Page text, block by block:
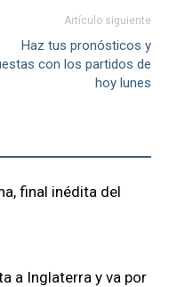
Artículo siguiente
Haz tus pronósticos y
con los partidos de
hoy lunes
final inédita del
a Inglaterra y va por